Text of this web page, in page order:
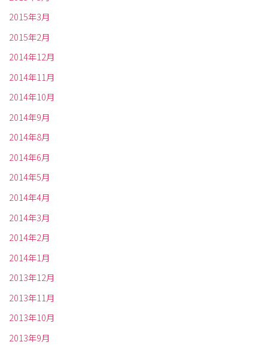
2015年3月
2015年2月
2014年12月
2014年11月
2014年10月
2014年9月
2014年8月
2014年6月
2014年5月
2014年4月
2014年3月
2014年2月
2014年1月
2013年12月
2013年11月
2013年10月
2013年9月